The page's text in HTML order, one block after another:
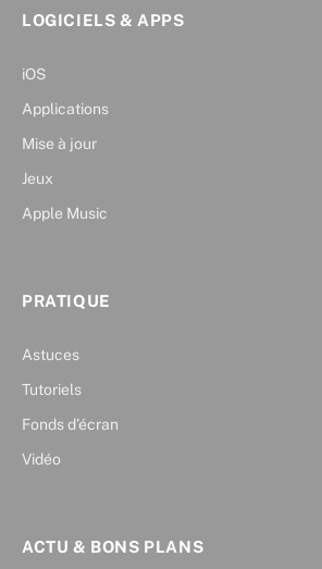
LOGICIELS & APPS
iOS
Applications
Mise à jour
Jeux
Apple Music
PRATIQUE
Astuces
Tutoriels
Fonds d’écran
Vidéo
ACTU & BONS PLANS